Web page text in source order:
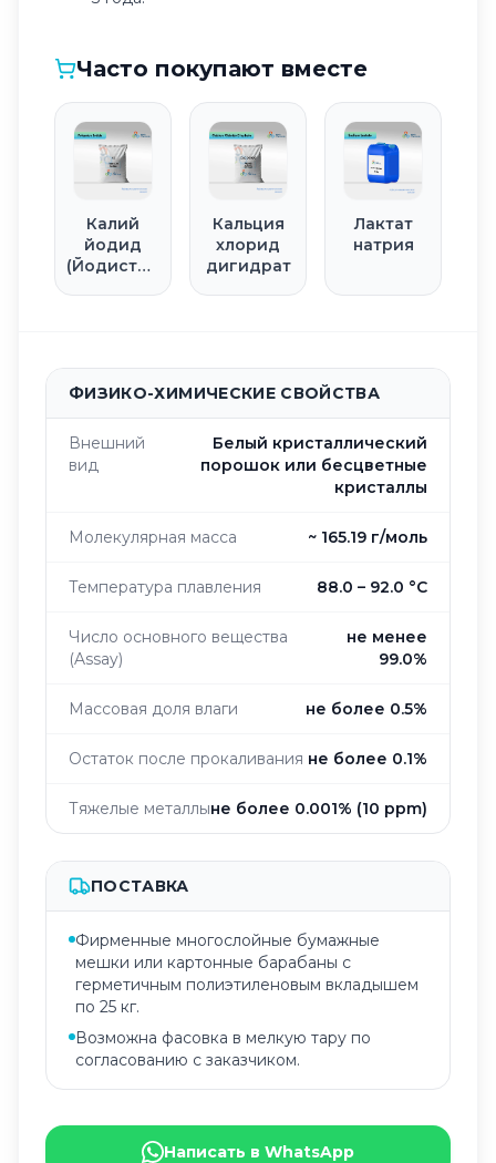
Часто покупают вместе
Калий
йодид
(Йодистый
Кальция
хлорид
дигидрат
Лактат
натрия
ФИЗИКО-ХИМИЧЕСКИЕ СВОЙСТВА
Внешний
вид
Белый кристаллический
порошок или бесцветные
кристаллы
Молекулярная масса ~ 165.19 г/моль
Температура плавления 88.0 – 92.0 °C
Число основного вещества
(Assay)
не менее
99.0%
Массовая доля влаги не более 0.5%
Остаток после прокаливания не более 0.1%
Тяжелые металлыне более 0.001% (10 ppm)
ПОСТАВКА
Фирменные многослойные бумажные
мешки или картонные барабаны с
герметичным полиэтиленовым вкладышем
по 25 кг.
Возможна фасовка в мелкую тару по
согласованию с заказчиком.
Написать в WhatsApp